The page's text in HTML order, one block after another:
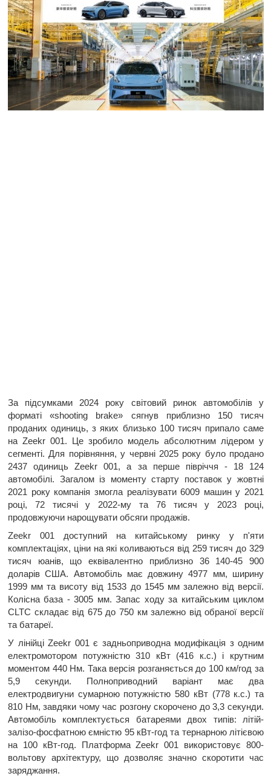
За підсумками 2024 року світовий ринок автомобілів у
форматі «shooting brake» сягнув приблизно 150 тисяч
проданих одиниць, з яких близько 100 тисяч припало саме
на Zeekr 001. Це зробило модель абсолютним лідером у
сегменті. Для порівняння, у червні 2025 року було продано
2437 одиниць Zeekr 001, а за перше півріччя - 18 124
автомобілі. Загалом із моменту старту поставок у жовтні
2021 року компанія змогла реалізувати 6009 машин у 2021
році, 72 тисячі у 2022-му та 76 тисяч у 2023 році,
продовжуючи нарощувати обсяги продажів.
Zeekr 001 доступний на китайському ринку у п'яти
комплектаціях, ціни на які коливаються від 259 тисяч до 329
тисяч юанів, що еквівалентно приблизно 36 140-45 900
доларів США. Автомобіль має довжину 4977 мм, ширину
1999 мм та висоту від 1533 до 1545 мм залежно від версії.
Колісна база - 3005 мм. Запас ходу за китайським циклом
CLTC складає від 675 до 750 км залежно від обраної версії
та батареї.
У лінійці Zeekr 001 є задньоприводна модифікація з одним
електромотором потужністю 310 кВт (416 к.с.) і крутним
моментом 440 Нм. Така версія розганяється до 100 км/год за
5,9 секунди. Полноприводний варіант має два
електродвигуни сумарною потужністю 580 кВт (778 к.с.) та
810 Нм, завдяки чому час розгону скорочено до 3,3 секунди.
Автомобіль комплектується батареями двох типів: літій-
залізо-фосфатною ємністю 95 кВт-год та тернарною літієвою
на 100 кВт-год. Платформа Zeekr 001 використовує 800-
вольтову архітектуру, що дозволяє значно скоротити час
заряджання.